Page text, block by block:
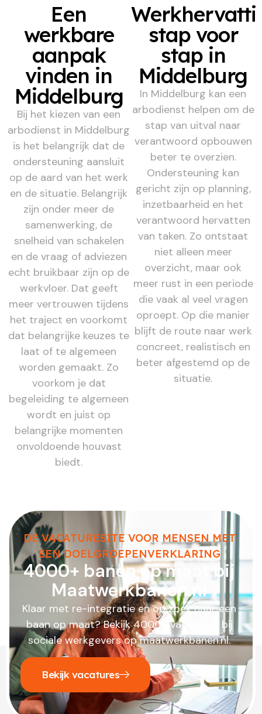
Een
werkbare
aanpak
vinden in
Middelburg
Bij het kiezen van een
arbodienst in Middelburg
is het belangrijk dat de
ondersteuning aansluit
op de aard van het werk
en de situatie. Belangrijk
zijn onder meer de
samenwerking, de
snelheid van schakelen
en de vraag of adviezen
echt bruikbaar zijn op de
werkvloer. Dat geeft
meer vertrouwen tijdens
het traject en voorkomt
dat belangrijke keuzes te
laat of te algemeen
worden gemaakt. Zo
voorkom je dat
begeleiding te algemeen
wordt en juist op
belangrijke momenten
onvoldoende houvast
biedt.
stap voor
stap in
Middelburg
In Middelburg kan een
arbodienst helpen om de
stap van uitval naar
verantwoord opbouwen
beter te overzien.
Ondersteuning kan
gericht zijn op planning,
inzetbaarheid en het
verantwoord hervatten
van taken. Zo ontstaat
niet alleen meer
overzicht, maar ook
meer rust in een periode
die vaak al veel vragen
oproept. Op die manier
blijft de route naar werk
concreet, realistisch en
beter afgestemd op de
situatie.
DE VACATURESITE VOOR MENSEN MET
EEN DOELGROEPENVERKLARING
4000+ banen op maat bij
Maatwerkbanen.nl
Klaar met re-integratie en op zoek naar een
baan op maat? Bekijk 4000+ vacatures bij
sociale werkgevers op maatwerkbanen.nl.
Bekijk vacatures